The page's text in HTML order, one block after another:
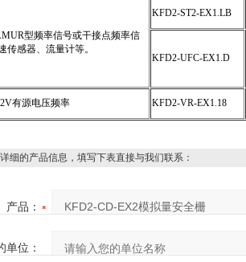
型频率信号或干接点频率信
传感器、流量计等。
KFD2-ST2-EX1.LB
KFD2-UFC-EX1.D
有源电压频率 KFD2-VR-EX1.18
细的产品信息，填写下表直接与我们联系：
产品：
单位：